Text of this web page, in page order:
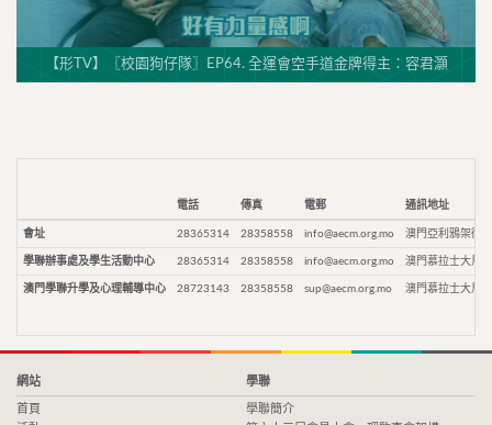
【形TV】〖校園狗仔隊〗EP64. 全運會空手道金牌得主：容君灝
電話 傳真 電郵 通訊地址
會址 28365314 28358558 info@aecm.org.mo 澳門亞利鴉架街9
學聯辦事處及學生活動中心 28365314 28358558 info@aecm.org.mo 澳門慕拉士大馬
澳門學聯升學及心理輔導中心 28723143 28358558 sup@aecm.org.mo 澳門慕拉士大馬
網站
首頁
學聯
學聯簡介